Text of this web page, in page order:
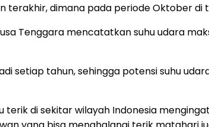
dimana pada periode Oktober di
Tenggara mencatatkan suhu udara
setiap tahun, sehingga potensi suhu
di sekitar wilayah Indonesia